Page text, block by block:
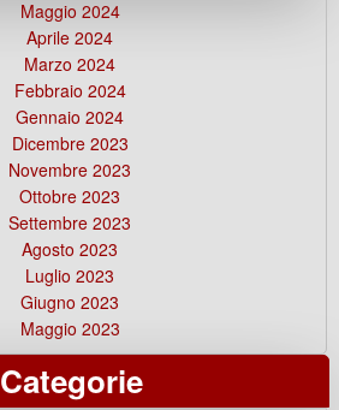
Maggio 2024
Aprile 2024
Marzo 2024
Febbraio 2024
Gennaio 2024
Dicembre 2023
Novembre 2023
Ottobre 2023
Settembre 2023
Agosto 2023
Luglio 2023
Giugno 2023
Maggio 2023
Categorie